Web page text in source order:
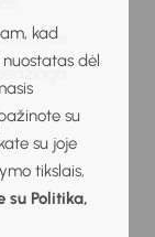
kad
dėl
su
su joje
tikslais,
su Politika,